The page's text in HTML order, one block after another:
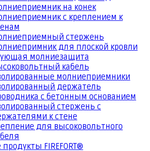
на конек
с креплением к
стержень
для плоской кровли
молниезащита
кабель
молниеприемники
держатель
с бетонным основанием
стержень с
к стене
для высоковольтного
FIREFORT®